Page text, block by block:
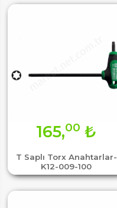
T Saplı Torx Anahtarlar-
K12-009-100
165,00 ₺